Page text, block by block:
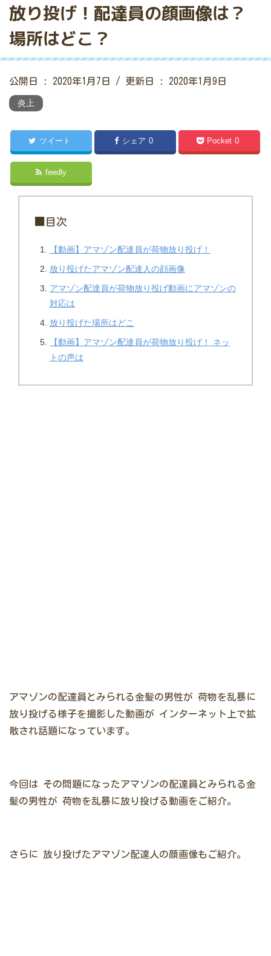
放り投げ！配達員の顔画像は？
場所はどこ？
公開日 : 2020年1月7日 / 更新日 : 2020年1月9日
炎上
ツイート シェア 0 Pocket 0
feedly
■目次
【動画】アマゾン配達員が荷物放り投げ！
放り投げたアマゾン配達人の顔画像
アマゾン配達員が荷物放り投げ動画にアマゾンの
対応は
放り投げた場所はどこ
【動画】アマゾン配達員が荷物放り投げ！ ネッ
トの声は
アマゾンの配達員とみられる金髪の男性が 荷物を乱暴に
放り投げる様子を撮影した動画が インターネット上で拡
散され話題になっています。
今回は その問題になったアマゾンの配達員とみられる金
髪の男性が 荷物を乱暴に放り投げる動画をご紹介。
さらに 放り投げたアマゾン配達人の顔画像もご紹介。